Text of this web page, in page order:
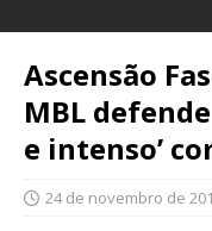
Ascensão
MBL
e intenso’
24 de novembro de